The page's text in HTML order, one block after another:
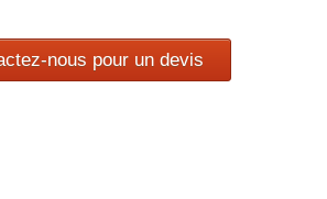
nous pour un devis